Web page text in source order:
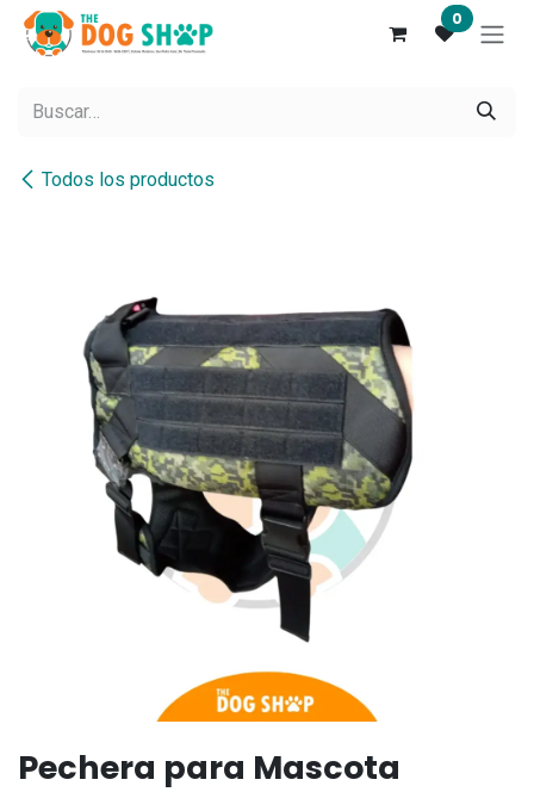
Ir al contenido 0
Todos los productos
Pechera para Mascota